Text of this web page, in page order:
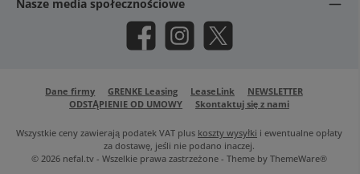
Nasze media społecznościowe
Facebook InstagramX / Twitter
Dane firmy GRENKE Leasing LeaseLink
NEWSLETTER
ODSTĄPIENIE OD UMOWY
Skontaktuj się z nami
Wszystkie ceny zawierają podatek VAT plus koszty wysyłki i ewentualne opłaty
za dostawę, jeśli nie podano inaczej.
© 2026 nefal.tv - Wszelkie prawa zastrzeżone - Theme by ThemeWare®